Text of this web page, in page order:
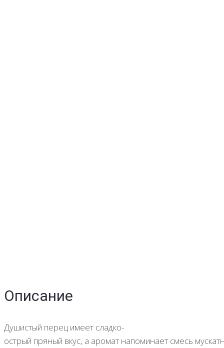
Описание
Душистый перец имеет сладко-
острый пряный вкус, а аромат напоминает смесь